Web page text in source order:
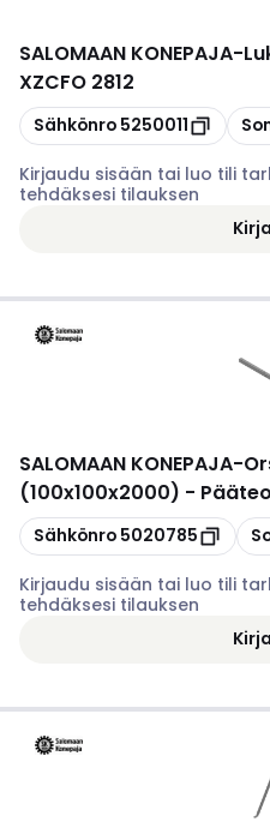
SALOMAAN KONEPAJA-
XZCFO 2812
Kopioi
Sähkönro 5250011
Kirjaudu sisään tai luo tili
tehdäksesi tilauksen
SALOMAAN KONEPAJA-
(100x100x2000) -
Kopioi
Sähkönro 5020785
Kirjaudu sisään tai luo tili
tehdäksesi tilauksen